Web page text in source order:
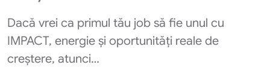
Dacă vrei ca primul tău job să fie unul cu
IMPACT, energie și oportunități reale de
creștere, atunci…